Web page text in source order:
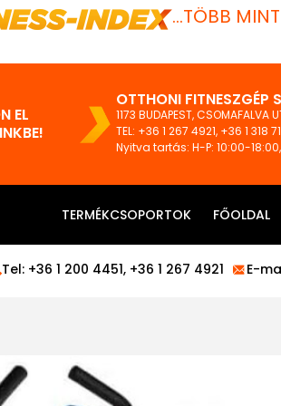
...TÖBB
EL
OTTHONI FITNESZGÉP
1173 BUDAPEST, CSOMAFALVA
TEL: +36 1 267 4921, +36 1 318
Nyitva tartás: H-P: 10:00-
TERMÉKCSOPORTOK FŐOLDAL
Tel: +36 1 200 4451, +36 1 267 4921 E-